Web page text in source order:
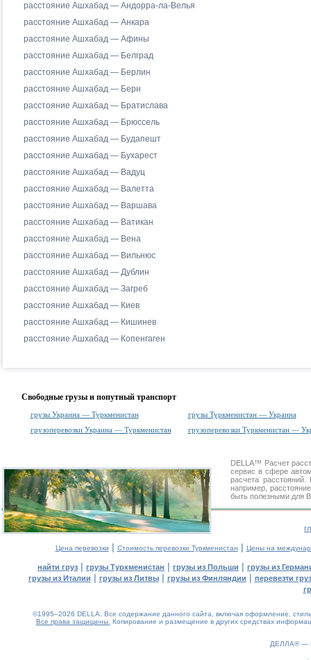
расстояние Ашхабад — Андорра-ла-Велья
расстояние Ашхабад — Анкара
расстояние Ашхабад — Афины
расстояние Ашхабад — Белград
расстояние Ашхабад — Берлин
расстояние Ашхабад — Берн
расстояние Ашхабад — Братислава
расстояние Ашхабад — Брюссель
расстояние Ашхабад — Будапешт
расстояние Ашхабад — Бухарест
расстояние Ашхабад — Вадуц
расстояние Ашхабад — Валетта
расстояние Ашхабад — Варшава
расстояние Ашхабад — Ватикан
расстояние Ашхабад — Вена
расстояние Ашхабад — Вильнюс
расстояние Ашхабад — Дублин
расстояние Ашхабад — Загреб
расстояние Ашхабад — Киев
расстояние Ашхабад — Кишинев
расстояние Ашхабад — Копенгаген
Свободные грузы и попутный транспорт
грузы Украина — Туркменистан
грузы Туркменистан — Украина
грузоперевозки Украина — Туркменистан
грузоперевозки Туркменистан —
DELLA™ Расчет
сервис в сфере
расчета
например,
быть полезными для
Цена перевозки | Стоимость перевозки Туркменистан | Цены на
найти груз | грузы Туркменистан | грузы из Польши | грузы из
грузы из Италии | грузы из Литвы| грузы из Финляндии | перевезти груз
©1995–2026 DELLA. Все содержание данного сайта, включая оформление,
Все права защищены. Копирование и размещение в других средствах
ДЕЛЛА® —